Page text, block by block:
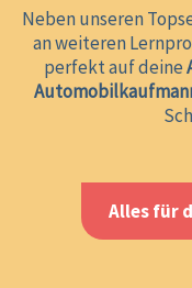
Neben unseren
an weiteren
perfekt auf deine
Alles für